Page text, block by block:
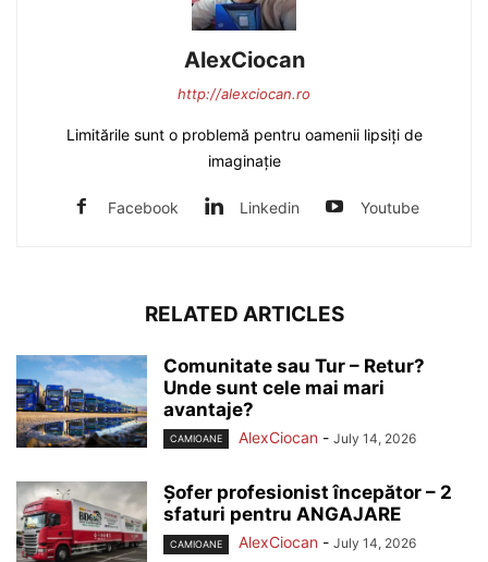
AlexCiocan
http://alexciocan.ro
Limitările sunt o problemă pentru oamenii lipsiți de
imaginație
Facebook Linkedin Youtube
RELATED ARTICLES
Comunitate sau Tur – Retur?
Unde sunt cele mai mari
avantaje?
CAMIOANE AlexCiocan - July 14, 2026
Șofer profesionist începător – 2
sfaturi pentru ANGAJARE
CAMIOANE AlexCiocan - July 14, 2026